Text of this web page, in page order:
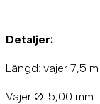
Detaljer:
Längd: vajer 7,5 m
Vajer Ø: 5,00 mm